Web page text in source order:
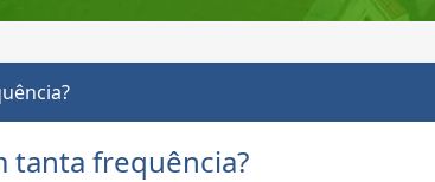
tanta frequência?